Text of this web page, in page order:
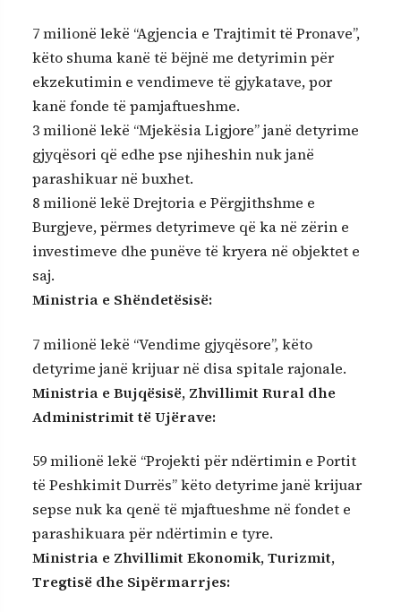
7 milionë lekë “Agjencia e Trajtimit të Pronave”,
këto shuma kanë të bëjnë me detyrimin për
ekzekutimin e vendimeve të gjykatave, por
kanë fonde të pamjaftueshme.
3 milionë lekë “Mjekësia Ligjore” janë detyrime
gjyqësori që edhe pse njiheshin nuk janë
parashikuar në buxhet.
8 milionë lekë Drejtoria e Përgjithshme e
Burgjeve, përmes detyrimeve që ka në zërin e
investimeve dhe punëve të kryera në objektet e
saj.
Ministria e Shëndetësisë:
7 milionë lekë “Vendime gjyqësore”, këto
detyrime janë krijuar në disa spitale rajonale.
Ministria e Bujqësisë, Zhvillimit Rural dhe
Administrimit të Ujërave:
59 milionë lekë “Projekti për ndërtimin e Portit
të Peshkimit Durrës” këto detyrime janë krijuar
sepse nuk ka qenë të mjaftueshme në fondet e
parashikuara për ndërtimin e tyre.
Ministria e Zhvillimit Ekonomik, Turizmit,
Tregtisë dhe Sipërmarrjes: